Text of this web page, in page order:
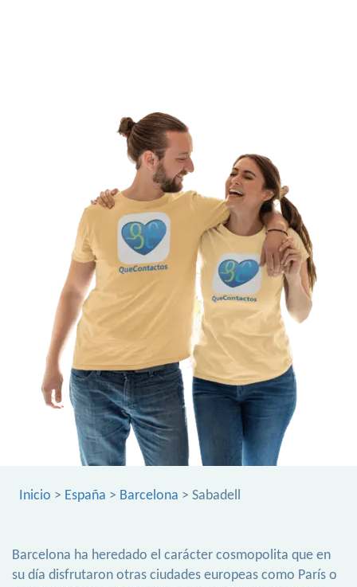
Inicio > España > Barcelona > Sabadell
Barcelona ha heredado el carácter cosmopolita que en
su día disfrutaron otras ciudades europeas como París o